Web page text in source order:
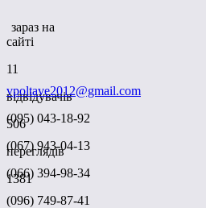
зараз на
сайті
11
відвідувачів
506
переглядів
1381
vpoltave2012@gmail.com
(095) 043-18-92
(067) 943-04-13
(066) 394-98-34
(096) 749-87-41